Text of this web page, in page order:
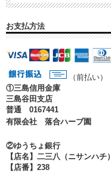
お支払方法
（前払い）
①三島信用金庫
三島谷田支店
普通 0167441
有限会社 落合ハーブ園
②ゆうちょ銀行
【店名】二三八（ニサンハチ）
【店番】238